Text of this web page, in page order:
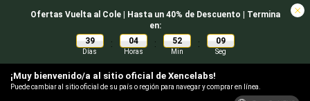
Ofertas Vuelta al Cole | Hasta un 40% de Descuento | Termina
en:
39
Días
: 04
Horas
: 52
Min
: 09
Seg
¡Muy bienvenido/a al sitio oficial de Xencelabs!
Puede cambiar al sitio oficial de su país o región para navegar y comprar en línea.